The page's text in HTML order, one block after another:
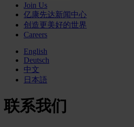
Join Us
亿康先达新闻中心
创造更美好的世界
Careers
English
Deutsch
中文
日本語
联系我们